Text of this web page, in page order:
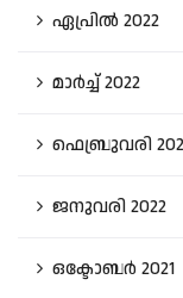
ഏപ്രിൽ 2022
മാർച്ച്‌ 2022
ഫെബ്രുവരി
ജനുവരി 2022
ഒക്ടോബർ 2021